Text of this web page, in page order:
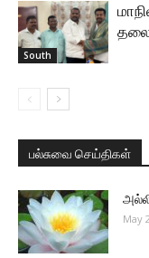
South
பல்சுவை செய்திகள்
May